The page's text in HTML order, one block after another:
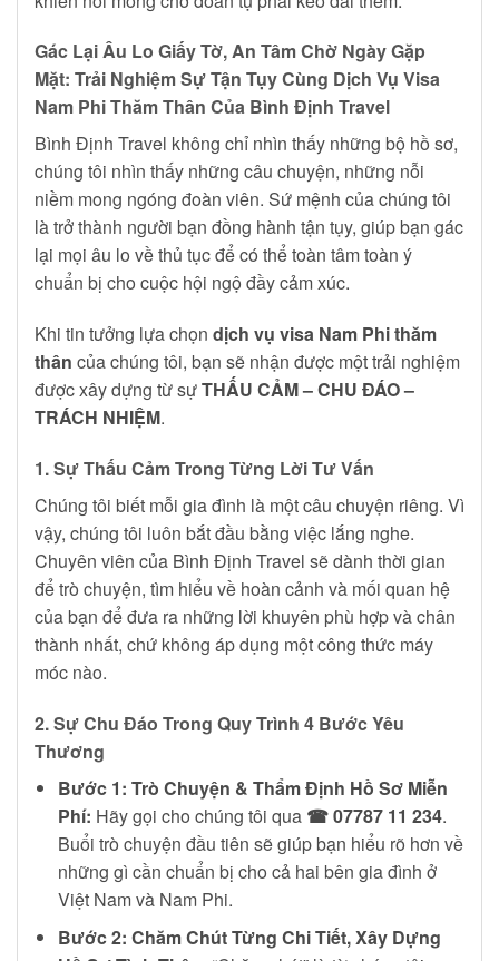
Gác Lại Âu Lo Giấy Tờ, An Tâm Chờ Ngày Gặp
Mặt: Trải Nghiệm Sự Tận Tụy Cùng Dịch Vụ Visa
Nam Phi Thăm Thân Của Bình Định Travel
Bình Định Travel không chỉ nhìn thấy những bộ hồ sơ,
chúng tôi nhìn thấy những câu chuyện, những nỗi
niềm mong ngóng đoàn viên. Sứ mệnh của chúng tôi
là trở thành người bạn đồng hành tận tụy, giúp bạn gác
lại mọi âu lo về thủ tục để có thể toàn tâm toàn ý
chuẩn bị cho cuộc hội ngộ đầy cảm xúc.
Khi tin tưởng lựa chọn dịch vụ visa Nam Phi thăm
thân của chúng tôi, bạn sẽ nhận được một trải nghiệm
được xây dựng từ sựTHẤU CẢM – CHU ĐÁO –
TRÁCH NHIỆM.
1. Sự Thấu Cảm Trong Từng Lời Tư Vấn
Chúng tôi biết mỗi gia đình là một câu chuyện riêng. Vì
vậy, chúng tôi luôn bắt đầu bằng việc lắng nghe.
Chuyên viên của Bình Định Travel sẽ dành thời gian
để trò chuyện, tìm hiểu về hoàn cảnh và mối quan hệ
của bạn để đưa ra những lời khuyên phù hợp và chân
thành nhất, chứ không áp dụng một công thức máy
móc nào.
2. Sự Chu Đáo Trong Quy Trình 4 Bước Yêu
Thương
Bước 1: Trò Chuyện & Thẩm Định Hồ Sơ Miễn
Phí: Hãy gọi cho chúng tôi qua ☎ 07787 11 234.
Buổi trò chuyện đầu tiên sẽ giúp bạn hiểu rõ hơn về
những gì cần chuẩn bị cho cả hai bên gia đình ở
Việt Nam và Nam Phi.
Bước 2: Chăm Chút Từng Chi Tiết, Xây Dựng